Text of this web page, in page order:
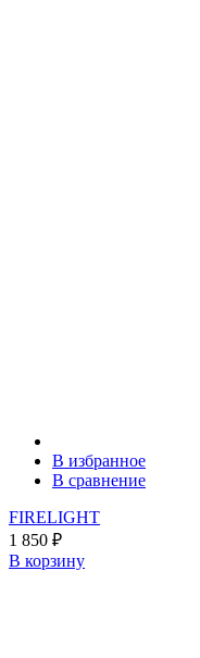
В избранное
В сравнение
FIRELIGHT
1 850 ₽
В корзину